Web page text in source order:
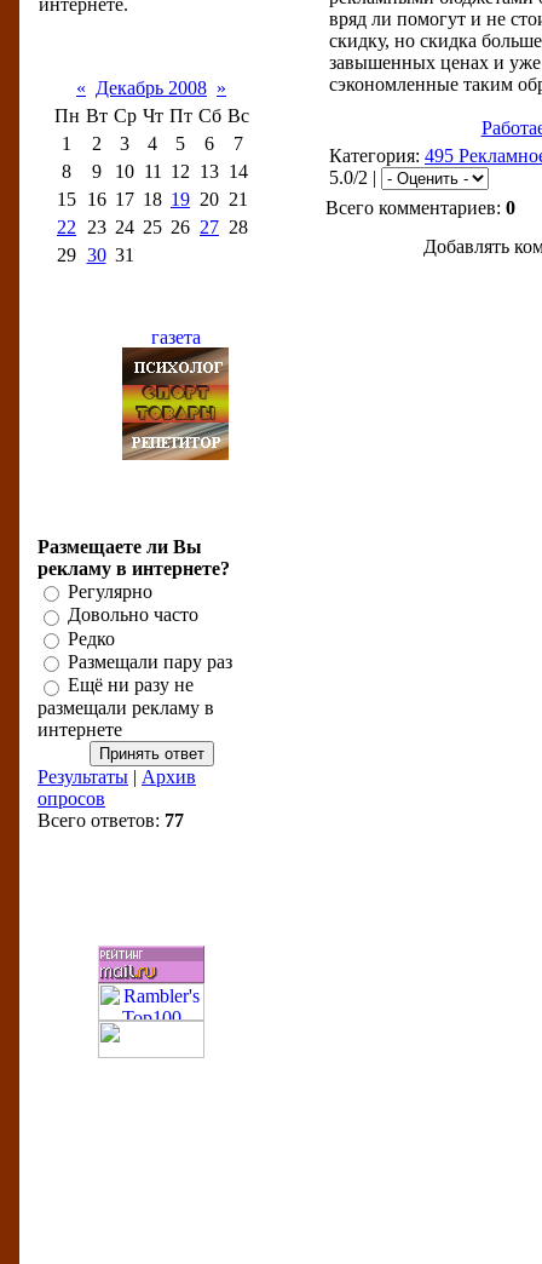
интернете.
« Декабрь 2008 »
Пн Вт Ср Чт Пт Сб Вс
1
2 3 4 5 6
7
8
9 10 11 12 13 14
15 16 17 18 19 20 21
22
23 24 25 26 27 28
29 30 31
Размещаете ли Вы
рекламу в интернете?
Регулярно
Довольно часто
Редко
Размещали пару раз
Ещё ни разу не
размещали рекламу в
интернете
Результаты | Архив
опросов
Всего ответов: 77
вряд ли помогут и не
скидку, но скидка
завышенных ценах и уже
сэкономленные таким
Категория: 495
5.0/2 |
Всего комментариев: 0
Добавлять